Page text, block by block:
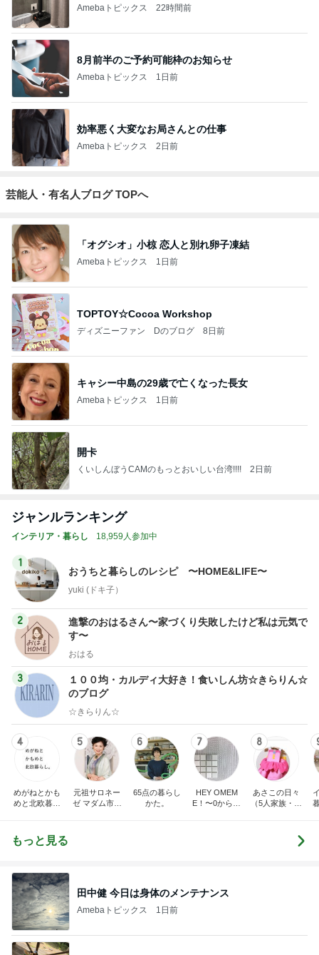
Amebaトピックス 22時間前
8月前半のご予約可能枠のお知らせ
Amebaトピックス 1日前
効率悪く大変なお局さんとの仕事
Amebaトピックス 2日前
芸能人・有名人ブログ TOPへ
「オグシオ」小椋 恋人と別れ卵子凍結
Amebaトピックス 1日前
TOPTOY☆Cocoa Workshop
ディズニーファン Dのブログ 8日前
キャシー中島の29歳で亡くなった長女
Amebaトピックス 1日前
開卡
くいしんぼうCAMのもっとおいしい台湾!!!! 2日前
ジャンルランキング
インテリア・暮らし 18,959人参加中
1
おうちと暮らしのレシピ 〜HOME&LIFE〜
yuki (ドキ子）
2
進撃のおはるさん〜家づくり失敗したけど私は元気で
す〜
おはる
3
１００均・カルディ大好き！食いしん坊☆きらりん☆
のブログ
☆きらりん☆
4
めがねとかも
めと北欧暮ら
5
元祖サロネー
ゼ マダム市川
6
65点の暮らし
かた。
7
HEY OMEM
E！〜0からの
8
あさこの日々
（5人家族・投
もっと見る
田中健 今日は身体のメンテナンス
Amebaトピックス 1日前